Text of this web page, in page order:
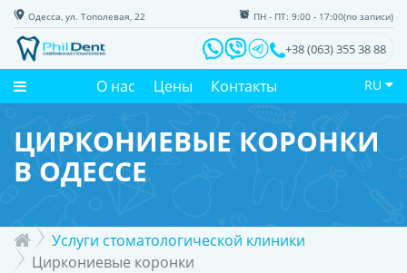
Одесса, ул. Тополевая, 22 ПН - ПТ: 9:00 - 17:00(по записи)
+38 (063) 355 38 88
О нас Цены Контакты RU
ЦИРКОНИЕВЫЕ КОРОНКИ
В ОДЕССЕ
Услуги стоматологической клиники
Циркониевые коронки